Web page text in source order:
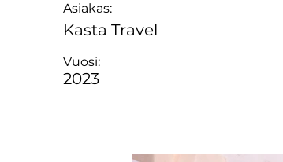
Asiakas:
Kasta Travel
Vuosi:
2023